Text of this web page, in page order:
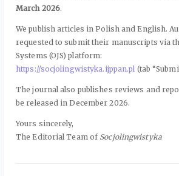
March 2026.
We publish articles in Polish and English.
requested to submit their manuscripts via
Systems (OJS) platform:
https://socjolingwistyka.ijppan.pl (tab
The journal also publishes reviews and
be released in December 2026.
Yours sincerely,
The Editorial Team of Socjolingwistyka